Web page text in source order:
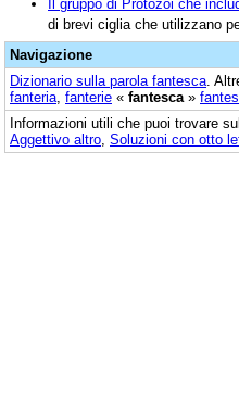
Il gruppo di Protozoi che
di brevi ciglia che utilizzano
Navigazione
Dizionario sulla parola fantesca .
fanteria fanterie « fantesca »
Informazioni utili che puoi trovare
Aggettivo altro Soluzioni con otto